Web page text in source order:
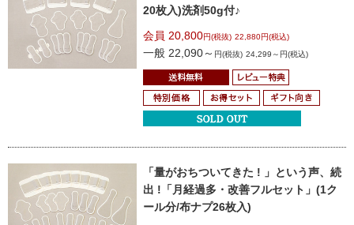
20枚入)洗剤50g付♪
会員 20,800円(税抜) 22,880円(税込)
一般 22,090～ 円(税抜) 24,299～円(税込)
「量がおちついてきた ! 」という声、続
出 ! 「月経過多・改善フルセット」(1ク
ール分/布ナプ26枚入)